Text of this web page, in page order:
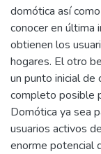
domótica así
conocer en última
obtienen los
hogares. El otro
un punto inicial
completo posible
Domótica ya sea
usuarios activos
enorme potencial